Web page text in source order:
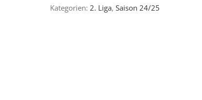
Karlsruhe
Kategorien: 2. Liga, Saison 24/25